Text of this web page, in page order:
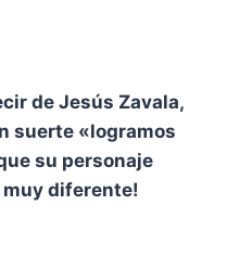
de Jesús Zavala,
suerte «logramos
su personaje
muy diferente!